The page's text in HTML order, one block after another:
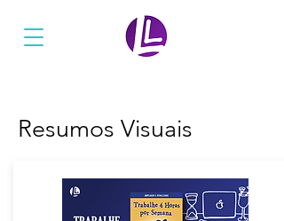
Resumos Visuais